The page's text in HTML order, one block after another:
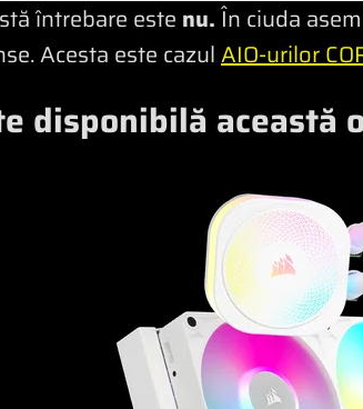
întrebare este nu.În ciuda
Acesta este cazulAIO-urilor
disponibilă această